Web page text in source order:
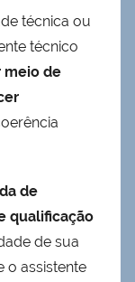
técnica ou
técnico
meio de
de
qualificação
de sua
o assistente